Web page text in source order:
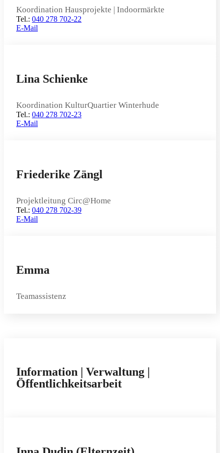
Koordination Hausprojekte | Indoormärkte
Tel.: 040 278 702-22
E-Mail
Lina Schienke
Koordination KulturQuartier Winterhude
Tel.: 040 278 702-23
E-Mail
Friederike Zängl
Projektleitung Circ@Home
Tel.: 040 278 702-39
E-Mail
Emma
Teamassistenz
Information | Verwaltung |
Öffentlichkeits­arbeit